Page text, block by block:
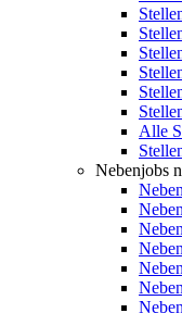
Alle
Nebenjobs